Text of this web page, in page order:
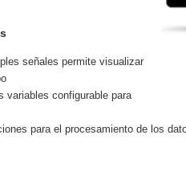
señales permite visualizar
variables configurable para
para el procesamiento de los